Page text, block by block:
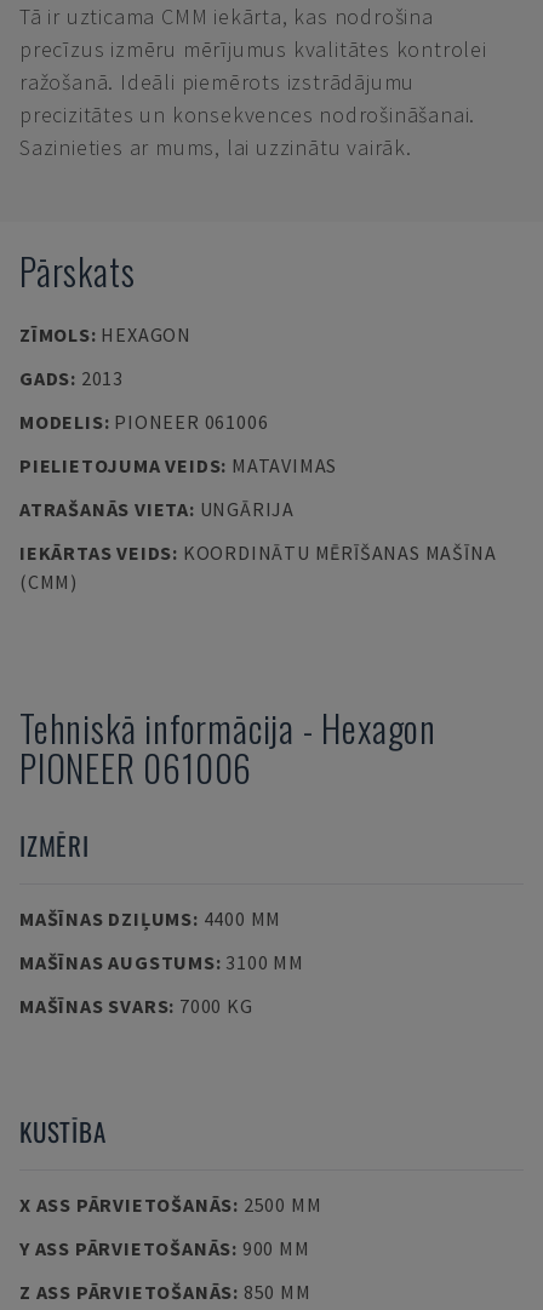
Tā ir uzticama CMM iekārta, kas nodrošina
precīzus izmēru mērījumus kvalitātes kontrolei
ražošanā. Ideāli piemērots izstrādājumu
precizitātes un konsekvences nodrošināšanai.
Sazinieties ar mums, lai uzzinātu vairāk.
Pārskats
ZĪMOLS: HEXAGON
GADS: 2013
MODELIS: PIONEER 061006
PIELIETOJUMA VEIDS: MATAVIMAS
ATRAŠANĀS VIETA: UNGĀRIJA
IEKĀRTAS VEIDS: KOORDINĀTU MĒRĪŠANAS MAŠĪNA
(CMM)
Tehniskā informācija - Hexagon
PIONEER 061006
IZMĒRI
MAŠĪNAS DZIĻUMS: 4400 MM
MAŠĪNAS AUGSTUMS: 3100 MM
MAŠĪNAS SVARS: 7000 KG
KUSTĪBA
X ASS PĀRVIETOŠANĀS: 2500 MM
Y ASS PĀRVIETOŠANĀS: 900 MM
Z ASS PĀRVIETOŠANĀS: 850 MM